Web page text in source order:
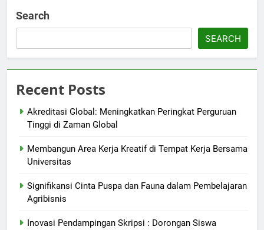
Search
SEARCH
Recent Posts
Akreditasi Global: Meningkatkan Peringkat Perguruan
Tinggi di Zaman Global
Membangun Area Kerja Kreatif di Tempat Kerja Bersama
Universitas
Signifikansi Cinta Puspa dan Fauna dalam Pembelajaran
Agribisnis
Inovasi Pendampingan Skripsi : Dorongan Siswa